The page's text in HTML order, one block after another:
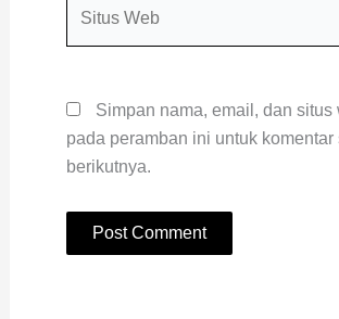
Simpan nama, email, dan situs
pada peramban ini untuk komentar
berikutnya.